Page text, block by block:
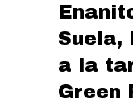
Suela,
a la
Green